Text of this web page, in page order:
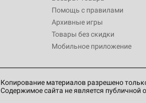
Помощь с правилами
Архивные игры
Товары без скидки
Мобильное приложение
Копирование материалов разрешено
Содержимое сайта не является публичной